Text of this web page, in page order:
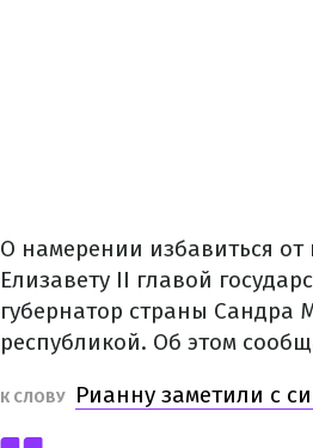
О намерении избавиться
Елизавету II главой
губернатор страны Сандра
республикой. Об этом
К СЛОВУ Рианну заметили с